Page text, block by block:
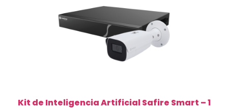
Kit de Inteligencia Artificial Safire Smart – 1